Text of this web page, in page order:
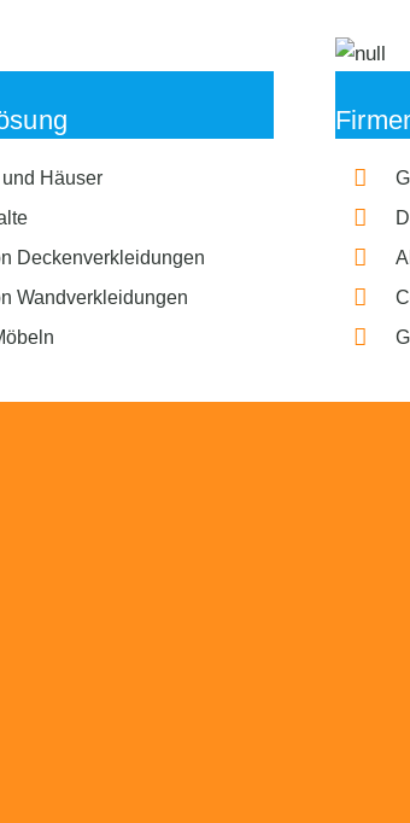
Häuser
Deckenverkleidungen
Wandverkleidungen